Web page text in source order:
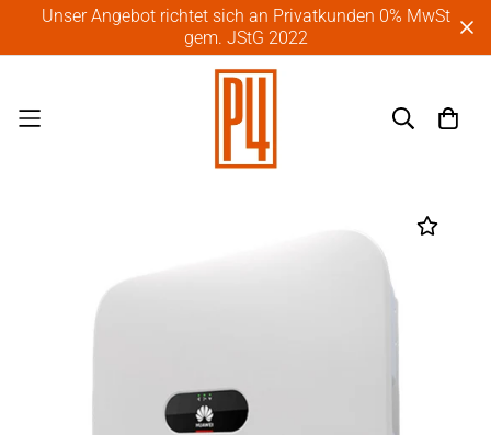
Unser Angebot richtet sich an Privatkunden 0% MwSt
gem. JStG 2022